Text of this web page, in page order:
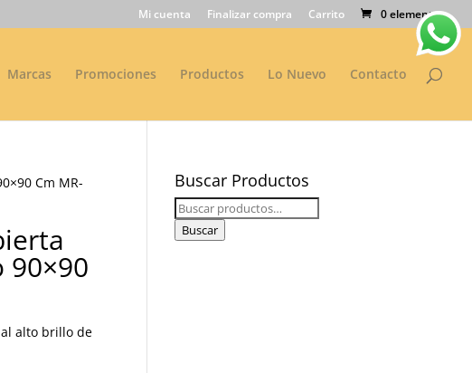
Mi cuenta Finalizar compra Carrito 0 elementos
Marcas Promociones Productos Lo Nuevo Contacto
Cm MR-
90×90
alto brillo de
Buscar Productos
Buscar
por:
Buscar